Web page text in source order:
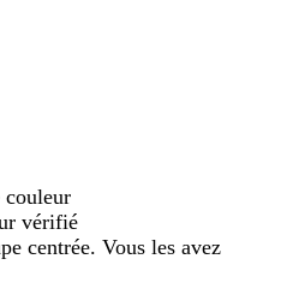
couleur
vérifié
centrée. Vous les avez